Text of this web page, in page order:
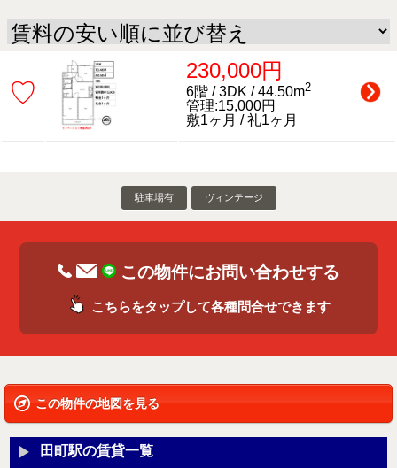
♡
230,000円
6階 / 3DK / 44.50m2
管理:15,000円
敷1ヶ月 / 礼1ヶ月
駐車場有 ヴィンテージ
この物件にお問い合わせする
こちらをタップして各種問合せできます
この物件の地図を見る
田町駅の賃貸一覧